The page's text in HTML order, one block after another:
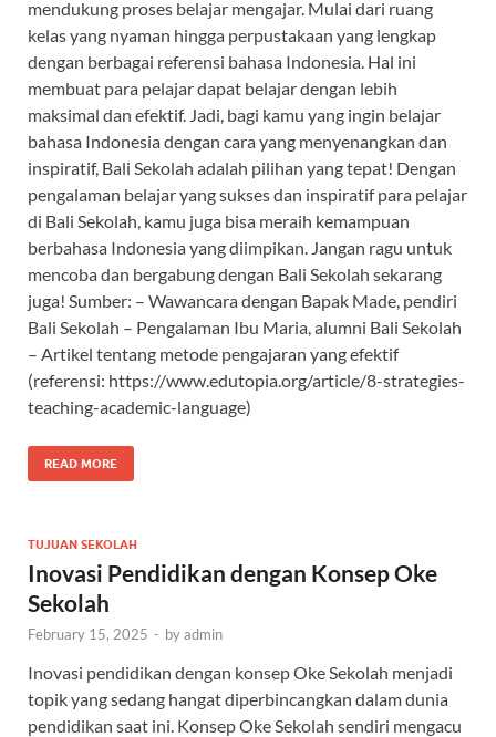
mendukung proses belajar mengajar. Mulai dari ruang
kelas yang nyaman hingga perpustakaan yang lengkap
dengan berbagai referensi bahasa Indonesia. Hal ini
membuat para pelajar dapat belajar dengan lebih
maksimal dan efektif. Jadi, bagi kamu yang ingin belajar
bahasa Indonesia dengan cara yang menyenangkan dan
inspiratif, Bali Sekolah adalah pilihan yang tepat! Dengan
pengalaman belajar yang sukses dan inspiratif para pelajar
di Bali Sekolah, kamu juga bisa meraih kemampuan
berbahasa Indonesia yang diimpikan. Jangan ragu untuk
mencoba dan bergabung dengan Bali Sekolah sekarang
juga! Sumber: – Wawancara dengan Bapak Made, pendiri
Bali Sekolah – Pengalaman Ibu Maria, alumni Bali Sekolah
– Artikel tentang metode pengajaran yang efektif
(referensi: https://www.edutopia.org/article/8-strategies-
teaching-academic-language)
READ MORE
TUJUAN SEKOLAH
Inovasi Pendidikan dengan Konsep Oke
Sekolah
February 15, 2025 - byadmin
Inovasi pendidikan dengan konsep Oke Sekolah menjadi
topik yang sedang hangat diperbincangkan dalam dunia
pendidikan saat ini. Konsep Oke Sekolah sendiri mengacu